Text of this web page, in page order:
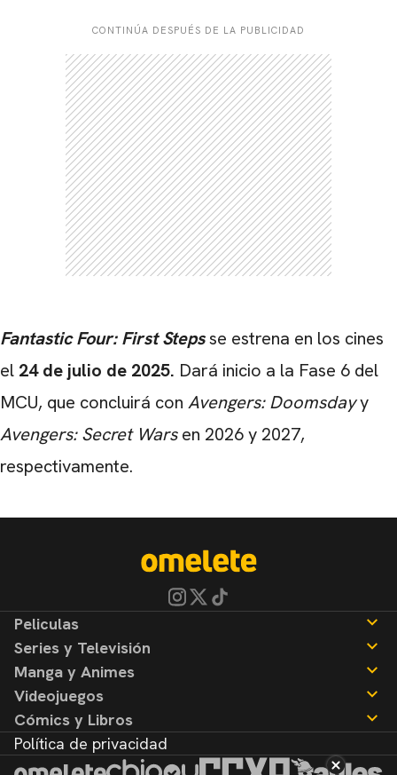
CONTINÚA DESPUÉS DE LA PUBLICIDAD
Fantastic Four: First Stepsse estrena en los cines
el 24 de julio de 2025. Dará inicio a la Fase 6 del
MCU, que concluirá con Avengers: Doomsdayy
Avengers: Secret Warsen 2026 y 2027,
respectivamente.
Peliculas
Reseñas
Series y Televisión
Noticias
Reseñas
Manga y Animes
Noticias
Reseñas
Videojuegos
Noticias
Reseñas
Cómics y Libros
Noticias
Política de privacidad